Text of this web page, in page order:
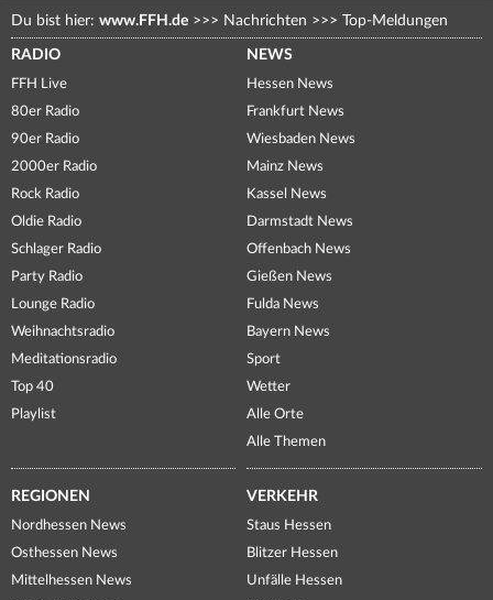
Du bist hier: www.FFH.de >>> Nachrichten >>> Top-Meldungen
RADIO
FFH Live
80er Radio
90er Radio
2000er Radio
Rock Radio
Oldie Radio
Schlager Radio
Party Radio
Lounge Radio
Weihnachtsradio
Meditationsradio
Top 40
Playlist
NEWS
Hessen News
Frankfurt News
Wiesbaden News
Mainz News
Kassel News
Darmstadt News
Offenbach News
Gießen News
Fulda News
Bayern News
Sport
Wetter
Alle Orte
Alle Themen
REGIONEN
Nordhessen News
Osthessen News
Mittelhessen News
VERKEHR
Staus Hessen
Blitzer Hessen
Unfälle Hessen